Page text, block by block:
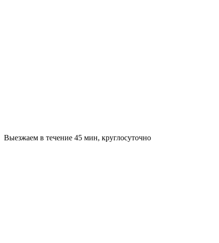
Выезжаем в течение 45 мин, круглосуточно